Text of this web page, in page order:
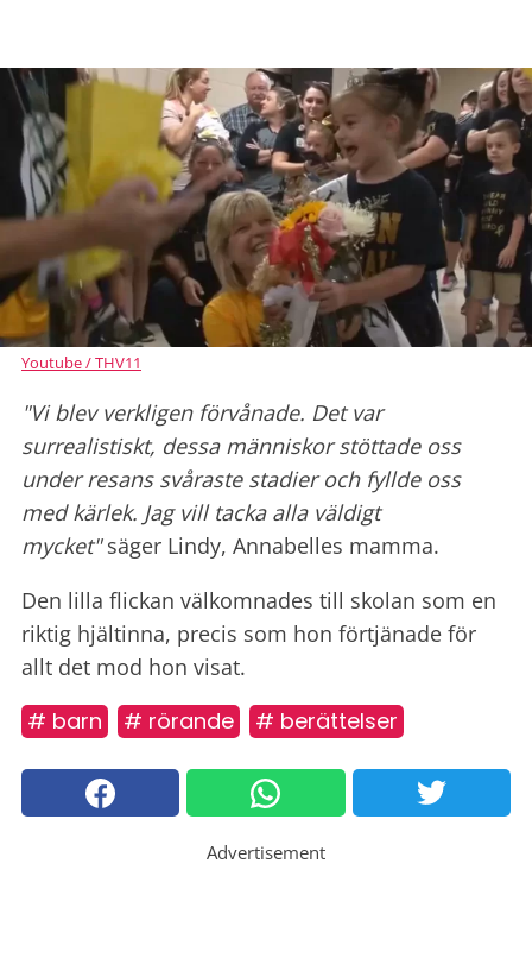
Youtube / THV11
"Vi blev verkligen förvånade. Det var
surrealistiskt, dessa människor stöttade oss
under resans svåraste stadier och fyllde oss
med kärlek. Jag vill tacka alla väldigt
mycket"säger Lindy, Annabelles mamma.
Den lilla flickan välkomnades till skolan som en
riktig hjältinna, precis som hon förtjänade för
allt det mod hon visat.
# barn # rörande # berättelser
Advertisement